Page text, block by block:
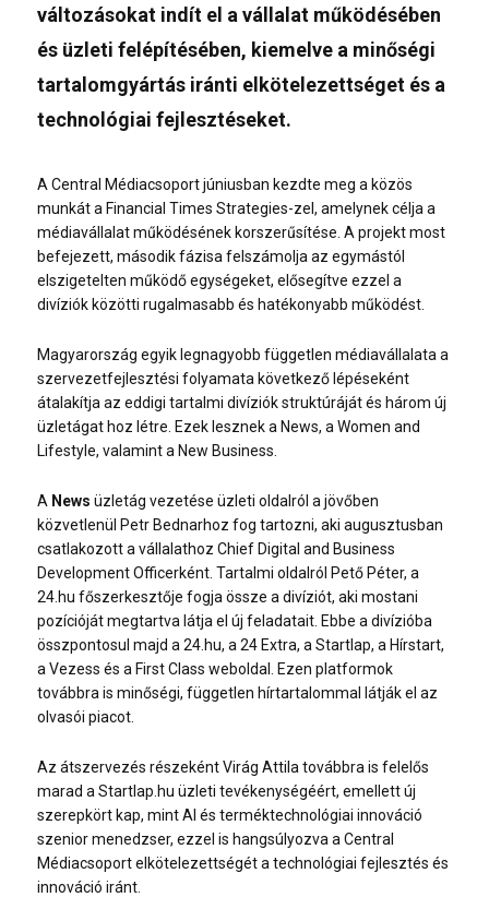
változásokat indít el a vállalat működésében
és üzleti felépítésében, kiemelve a minőségi
tartalomgyártás iránti elkötelezettséget és a
technológiai fejlesztéseket.
A Central Médiacsoport júniusban kezdte meg a közös
munkát a Financial Times Strategies-zel, amelynek célja a
médiavállalat működésének korszerűsítése. A projekt most
befejezett, második fázisa felszámolja az egymástól
elszigetelten működő egységeket, elősegítve ezzel a
divíziók közötti rugalmasabb és hatékonyabb működést.
Magyarország egyik legnagyobb független médiavállalata a
szervezetfejlesztési folyamata következő lépéseként
átalakítja az eddigi tartalmi divíziók struktúráját és három új
üzletágat hoz létre. Ezek lesznek a News, a Women and
Lifestyle, valamint a New Business.
A News üzletág vezetése üzleti oldalról a jövőben
közvetlenül Petr Bednarhoz fog tartozni, aki augusztusban
csatlakozott a vállalathoz Chief Digital and Business
Development Officerként. Tartalmi oldalról Pető Péter, a
24.hu főszerkesztője fogja össze a divíziót, aki mostani
pozícióját megtartva látja el új feladatait. Ebbe a divízióba
összpontosul majd a 24.hu, a 24 Extra, a Startlap, a Hírstart,
a Vezess és a First Class weboldal. Ezen platformok
továbbra is minőségi, független hírtartalommal látják el az
olvasói piacot.
Az átszervezés részeként Virág Attila továbbra is felelős
marad a Startlap.hu üzleti tevékenységéért, emellett új
szerepkört kap, mint AI és terméktechnológiai innováció
szenior menedzser, ezzel is hangsúlyozva a Central
Médiacsoport elkötelezettségét a technológiai fejlesztés és
innováció iránt.